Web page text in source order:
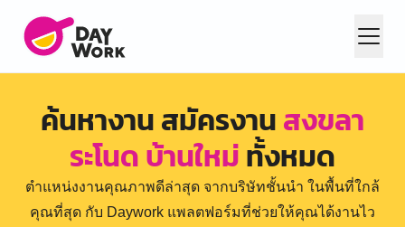
ค้นหางาน สมัครงานสงขลา
ระโนด บ้านใหม่ทั้งหมด
ตำแหน่งงานคุณภาพดีล่าสุด จากบริษัทชั้นนำ ในพื้นที่ใกล้
คุณที่สุด กับ Daywork แพลตฟอร์มที่ช่วยให้คุณได้งานไว